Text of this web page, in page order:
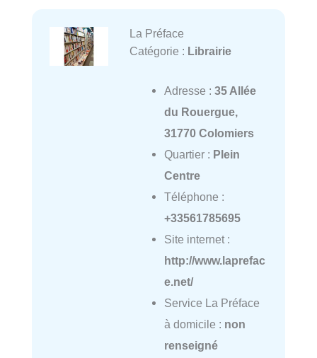
La Préface
Catégorie : Librairie
Adresse : 35 Allée
du Rouergue,
31770 Colomiers
Quartier : Plein
Centre
Téléphone :
+33561785695
Site internet :
http://www.laprefac
e.net/
Service La Préface
à domicile : non
renseigné